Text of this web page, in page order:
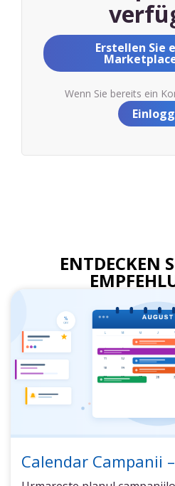
Erstellen Sie
Wenn Sie bereits ein
ENTDECKEN
Calendar Campanii